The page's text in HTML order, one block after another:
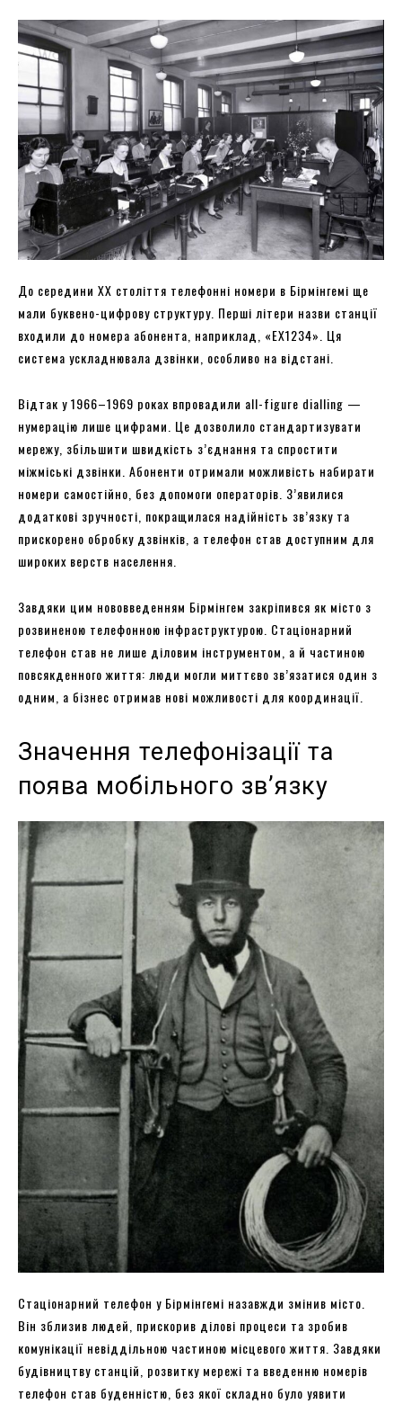
До середини XX століття телефонні номери в Бірмінгемі ще
мали буквено-цифрову структуру. Перші літери назви станції
входили до номера абонента, наприклад, «EX1234». Ця
система ускладнювала дзвінки, особливо на відстані.
Відтак у 1966–1969 роках впровадили all-figure dialling —
нумерацію лише цифрами. Це дозволило стандартизувати
мережу, збільшити швидкість з’єднання та спростити
міжміські дзвінки. Абоненти отримали можливість набирати
номери самостійно, без допомоги операторів. З’явилися
додаткові зручності, покращилася надійність зв’язку та
прискорено обробку дзвінків, а телефон став доступним для
широких верств населення.
Завдяки цим нововведенням Бірмінгем закріпився як місто з
розвиненою телефонною інфраструктурою. Стаціонарний
телефон став не лише діловим інструментом, а й частиною
повсякденного життя: люди могли миттєво зв’язатися один з
одним, а бізнес отримав нові можливості для координації.
Значення телефонізації та
поява мобільного зв’язку
Стаціонарний телефон у Бірмінгемі назавжди змінив місто.
Він зблизив людей, прискорив ділові процеси та зробив
комунікації невіддільною частиною місцевого життя. Завдяки
будівництву станцій, розвитку мережі та введенню номерів
телефон став буденністю, без якої складно було уявити